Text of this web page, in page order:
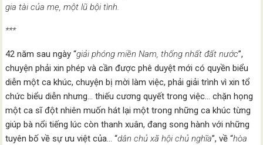
gia tài của mẹ, một lũ bội tình.
***
42 năm sau ngày “giải phóng miền Nam, thống nhất đất nước”,
chuyện phải xin phép và cần được phê duyệt mới có quyền biểu
diễn một ca khúc, chuyện bị mời làm việc, phải giải trình vì xin tổ
chức biểu diễn nhưng… thiếu cương quyết trong việc… chặn họng
một ca sĩ đột nhiên muốn hát lại một trong những ca khúc từng
giúp bà nổi tiếng lúc còn thanh xuân, đang song hành với những
tuyên bố về sự ưu việt của… “dân chủ xã hội chủ nghĩa”, về “hòa